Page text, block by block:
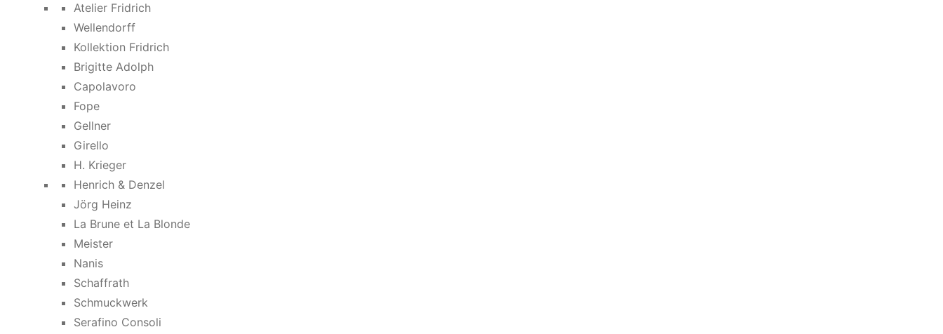
Atelier Fridrich
Wellendorff
Kollektion Fridrich
Brigitte Adolph
Capolavoro
Fope
Gellner
Girello
H. Krieger
Henrich & Denzel
Jörg Heinz
La Brune et La Blonde
Meister
Nanis
Schaffrath
Schmuckwerk
Serafino Consoli